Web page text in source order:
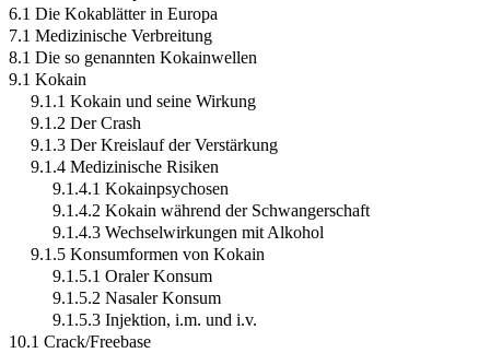
6.1 Die Kokablätter in Europa
7.1 Medizinische Verbreitung
8.1 Die so genannten Kokainwellen
9.1 Kokain
9.1.1 Kokain und seine Wirkung
9.1.2 Der Crash
9.1.3 Der Kreislauf der Verstärkung
9.1.4 Medizinische Risiken
9.1.4.1 Kokainpsychosen
9.1.4.2 Kokain während der Schwangerschaft
9.1.4.3 Wechselwirkungen mit Alkohol
9.1.5 Konsumformen von Kokain
9.1.5.1 Oraler Konsum
9.1.5.2 Nasaler Konsum
9.1.5.3 Injektion, i.m. und i.v.
10.1 Crack/Freebase